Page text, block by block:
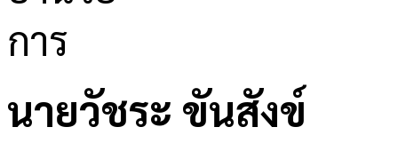
นายวัชระ ขันสังข์